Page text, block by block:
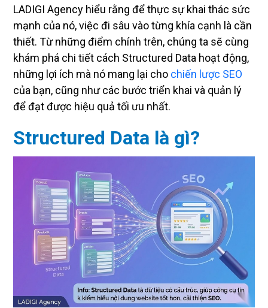
LADIGI Agency hiểu rằng để thực sự khai thác sức
mạnh của nó, việc đi sâu vào từng khía cạnh là cần
thiết. Từ những điểm chính trên, chúng ta sẽ cùng
khám phá chi tiết cách Structured Data hoạt động,
những lợi ích mà nó mang lại cho chiến lược SEO
của bạn, cũng như các bước triển khai và quản lý
để đạt được hiệu quả tối ưu nhất.
Structured Data là gì?